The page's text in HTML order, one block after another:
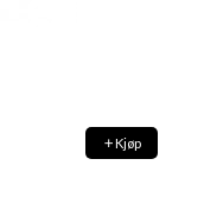
Kjøp